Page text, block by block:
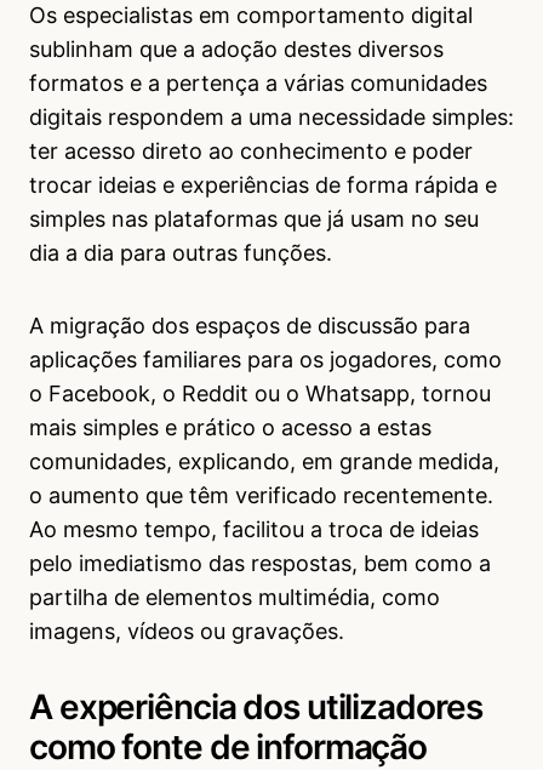
Os especialistas em comportamento digital
sublinham que a adoção destes diversos
formatos e a pertença a várias comunidades
digitais respondem a uma necessidade simples:
ter acesso direto ao conhecimento e poder
trocar ideias e experiências de forma rápida e
simples nas plataformas que já usam no seu
dia a dia para outras funções.
A migração dos espaços de discussão para
aplicações familiares para os jogadores, como
o Facebook, o Reddit ou o Whatsapp, tornou
mais simples e prático o acesso a estas
comunidades, explicando, em grande medida,
o aumento que têm verificado recentemente.
Ao mesmo tempo, facilitou a troca de ideias
pelo imediatismo das respostas, bem como a
partilha de elementos multimédia, como
imagens, vídeos ou gravações.
A experiência dos utilizadores
como fonte de informação